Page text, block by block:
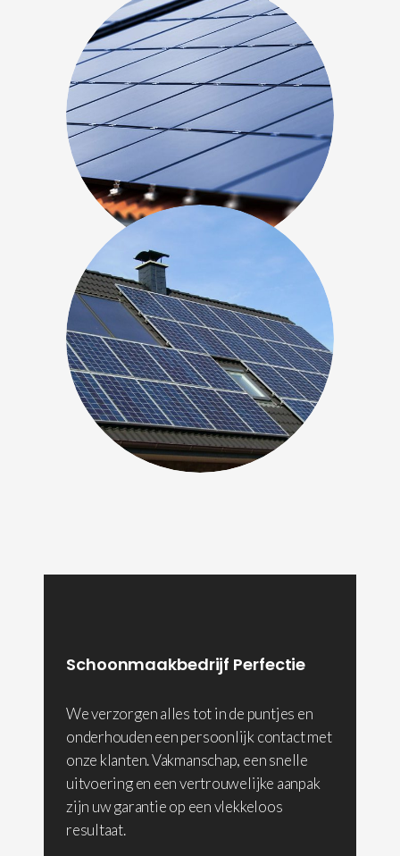
Schoonmaakbedrijf Perfectie
We verzorgen alles tot in de puntjes en
onderhouden een persoonlijk contact met
onze klanten. Vakmanschap, een snelle
uitvoering en een vertrouwelijke aanpak
zijn uw garantie op een vlekkeloos
resultaat.